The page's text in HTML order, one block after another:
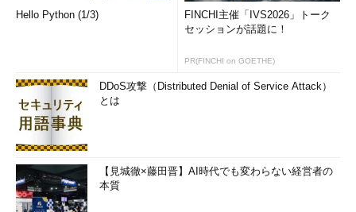
Hello Python (1/3)
FINCHI主催「IVS2026」トーク
セッションが話題に！
PR(FINCHI on GOETHE)
DDoS攻撃（Distributed Denial of Service Attack）
とは
【見城徹×藤田晋】AI時代でも変わらない経営者の
本質